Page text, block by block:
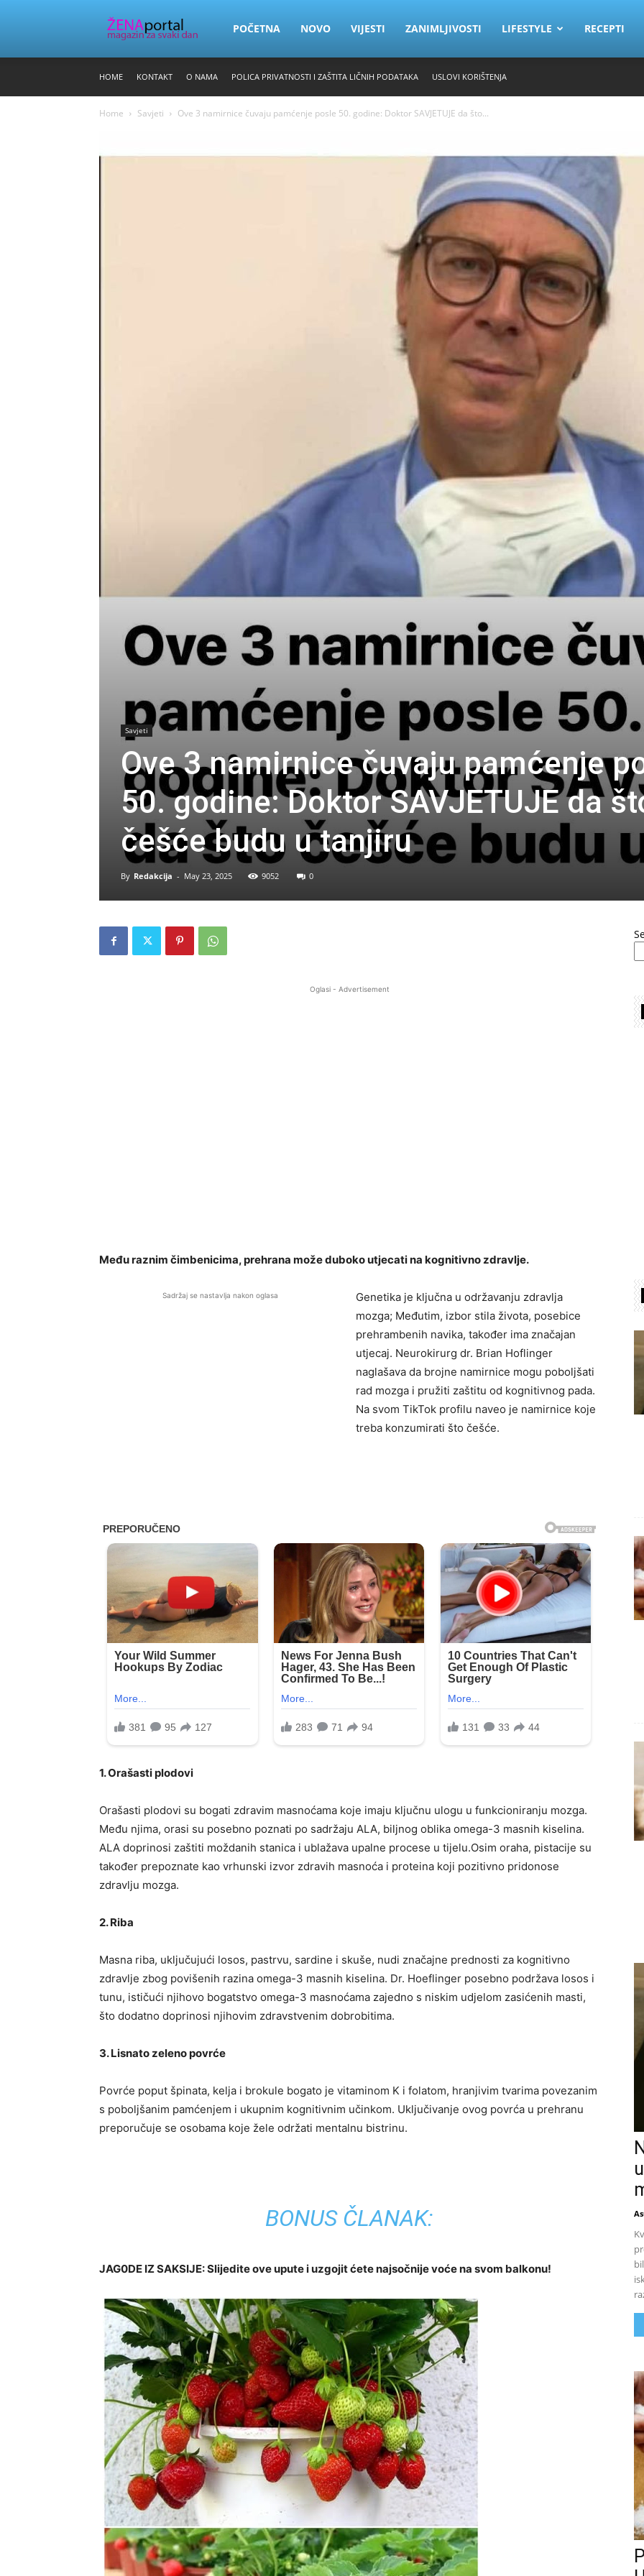
Zena
POČETNA NOVO VIJESTI ZANIMLJIVOSTI LIFESTYLE RECEPTI
HOME KONTAKT O NAMA POLICA PRIVATNOSTI I ZAŠTITA LIČNIH PODATAKA USLOVI KORIŠTENJA
Home Savjeti Ove 3 namirnice čuvaju pamćenje posle 50. godine: Doktor SAVJETUJE da što...
Savjeti
Ove 3 namirnice čuvaju pamćenje
50. godine: Doktor SAVJETUJE da
češće budu u tanjiru
By Redakcija - May 23, 2025 9052 0
Oglasi - Advertisement
Među raznim čimbenicima, prehrana može duboko utjecati na kognitivno zdravlje.
Sadržaj se nastavlja nakon oglasa
Genetika je ključna u održavanju zdravlja
mozga; Međutim, izbor stila života, posebice
prehrambenih navika, također ima značajan
utjecaj. Neurokirurg dr. Brian Hoflinger
naglašava da brojne namirnice mogu poboljšati
rad mozga i pružiti zaštitu od kognitivnog pada.
Na svom TikTok profilu naveo je namirnice koje
treba konzumirati što češće.
1. Orašasti plodovi
Orašasti plodovi su bogati zdravim masnoćama koje imaju ključnu ulogu u funkcioniranju mozga.
Među njima, orasi su posebno poznati po sadržaju ALA, biljnog oblika omega-3 masnih kiselina.
ALA doprinosi zaštiti moždanih stanica i ublažava upalne procese u tijelu.Osim oraha, pistacije su
također prepoznate kao vrhunski izvor zdravih masnoća i proteina koji pozitivno pridonose
zdravlju mozga.
2. Riba
Masna riba, uključujući losos, pastrvu, sardine i skuše, nudi značajne prednosti za kognitivno
zdravlje zbog povišenih razina omega-3 masnih kiselina. Dr. Hoeflinger posebno podržava losos i
tunu, ističući njihovo bogatstvo omega-3 masnoćama zajedno s niskim udjelom zasićenih masti,
što dodatno doprinosi njihovim zdravstvenim dobrobitima.
3. Lisnato zeleno povrće
Povrće poput špinata, kelja i brokule bogato je vitaminom K i folatom, hranjivim tvarima povezanim
s poboljšanim pamćenjem i ukupnim kognitivnim učinkom. Uključivanje ovog povrća u prehranu
preporučuje se osobama koje žele održati mentalnu bistrinu.
BONUS ČLANAK:
JAG0DE IZ SAKSIJE: Slijedite ove upute i uzgojit ćete najsočnije voće na svom balkonu!